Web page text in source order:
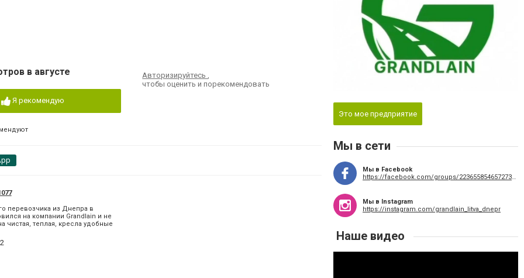
в августе
Я рекомендую
Авторизируйтесь,
чтобы оценить и порекомендовать
перевозчика из Днепра в
на компании Grandlain и не
чистая, теплая, кресла удобные
Это мое предприятие
Мы в сети
Мы в Facebook
https://facebook.com/groups/2236558546572736/?ref=share_group_link
Мы в Instagram
https://instagram.com/grandlain_litva_dnepr
Наше видео